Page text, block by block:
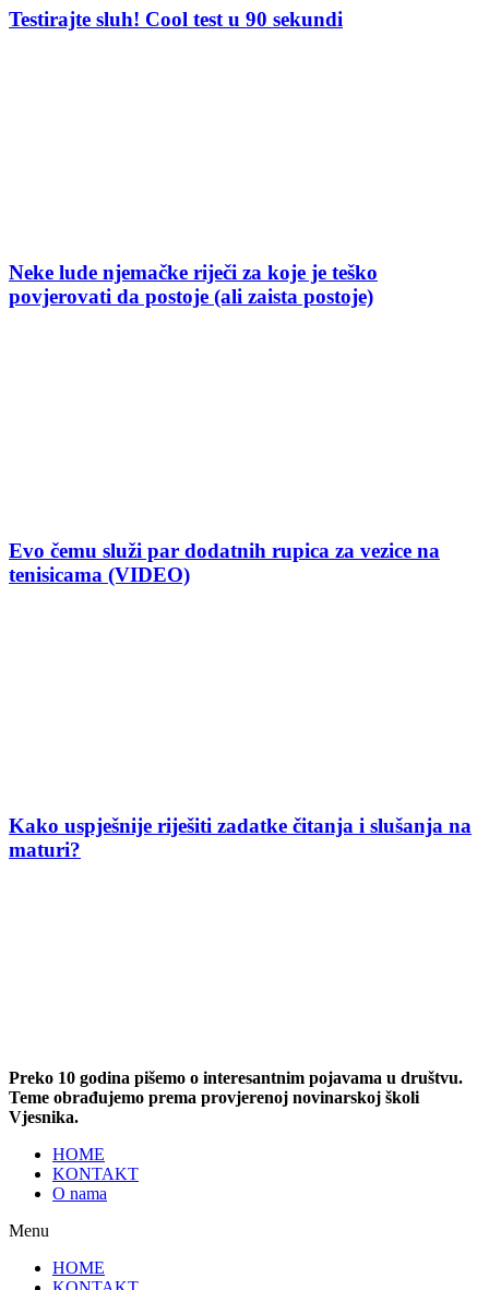
Testirajte sluh! Cool test u 90 sekundi
Neke lude njemačke riječi za koje je teško
povjerovati da postoje (ali zaista postoje)
Evo čemu služi par dodatnih rupica za vezice na
tenisicama (VIDEO)
Kako uspješnije riješiti zadatke čitanja i slušanja na
maturi?
Preko 10 godina pišemo o interesantnim pojavama u društvu.
Teme obrađujemo prema provjerenoj novinarskoj školi
Vjesnika.
HOME
KONTAKT
O nama
Menu
HOME